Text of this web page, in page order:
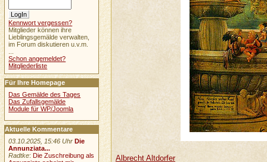
Albrecht Altdorfer
Kennwort vergessen?
Mitglieder können ihre
Lieblingsgemälde verwalten,
im Forum diskutieren u.v.m.
Schon angemeldet?
Mitgliederliste
Für Ihre Homepage
Das Gemälde des Tages
Das Zufallsgemälde
Module für WP/Joomla
Aktuelle Kommentare
03.10.2025, 15:46 Uhr Die
Annunziata...
Radtke: Die Zuschreibung als